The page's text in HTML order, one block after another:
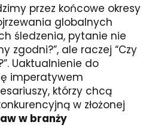
przez końcowe okresy
globalnych
śledzenia, pytanie nie
zgodni?”, ale raczej “Czy
Uaktualnienie do
imperatywem
którzy chcą
w złożonej
w branży